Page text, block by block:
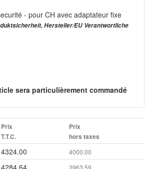
- pour CH avec adaptateur fixe
Hersteller/EU Verantwortliche
sera particulièrement commandé
Prix
T.T.C.
Prix
hors taxes
4324.00 4000.00
4284.64 3963.59